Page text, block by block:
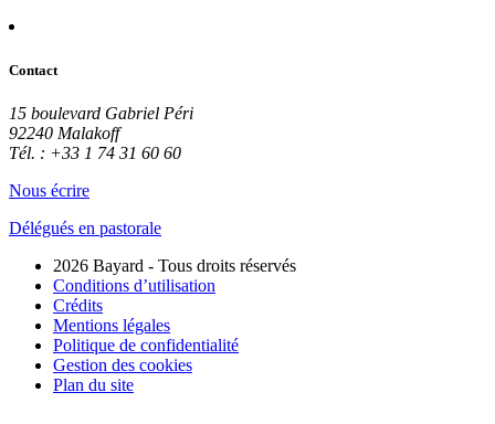
Contact
15 boulevard Gabriel Péri
92240 Malakoff
Tél. : +33 1 74 31 60 60
Nous écrire
Délégués en pastorale
2026 Bayard - Tous droits réservés
Conditions d’utilisation
Crédits
Mentions légales
Politique de confidentialité
Gestion des cookies
Plan du site